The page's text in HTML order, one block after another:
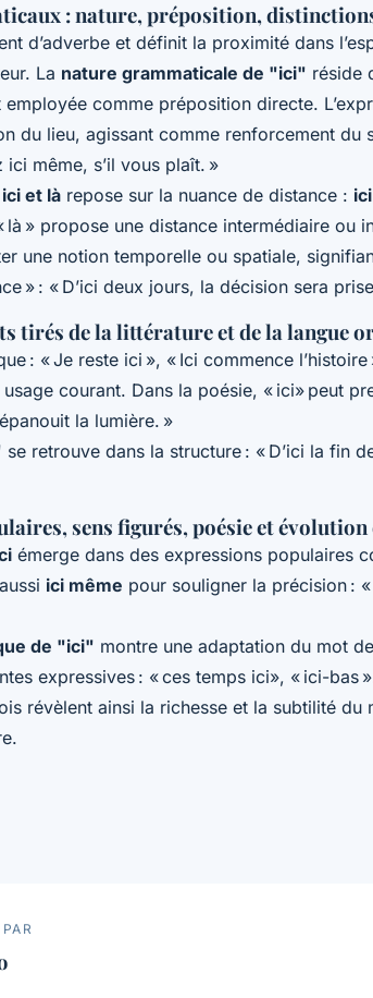
: nature, préposition,
d’adverbe et définit la proximité dans
La nature grammaticale de "ici" réside
comme préposition directe.
du lieu, agissant comme renforcement du
ici même, s’il vous plaît. »
ici et là repose sur la nuance de distance : ici
là » propose une distance intermédiaire ou
une notion temporelle ou spatiale,
» : « D’ici deux jours, la décision sera
tirés de la littérature et de la langue
: « Je reste ici », « Ici commence l’histoire
usage courant. Dans la poésie, « ici» peut
la lumière. »
se retrouve dans la structure : « D’ici la fin
sens figurés, poésie et
émerge dans des expressions populaires
ici même pour souligner la précision : «
de "ici" montre une adaptation du mot
expressives : « ces temps ici», « ici-bas
révèlent ainsi la richesse et la subtilité